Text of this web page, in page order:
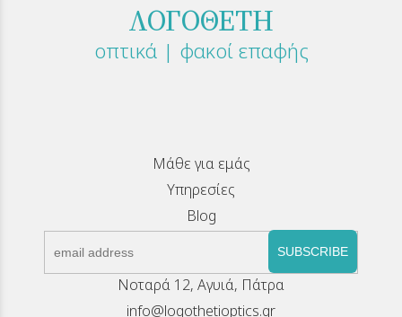
ΛΟΓΟΘΕΤΗ
οπτικά | φακοί επαφής
Μάθε για εμάς
Υπηρεσίες
Blog
SUBSCRIBE
Νοταρά 12, Αγυιά, Πάτρα
info@logothetioptics.gr